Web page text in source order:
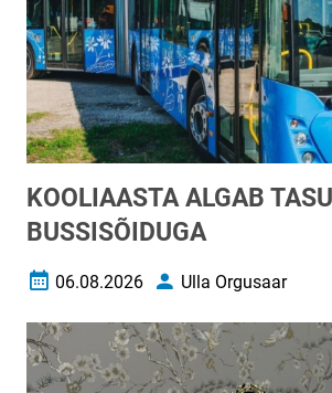
KOOLIAASTA ALGAB
BUSSISÕIDUGA
Loomise kuupäev
06.08.2026 AutorUlla Orgusaar